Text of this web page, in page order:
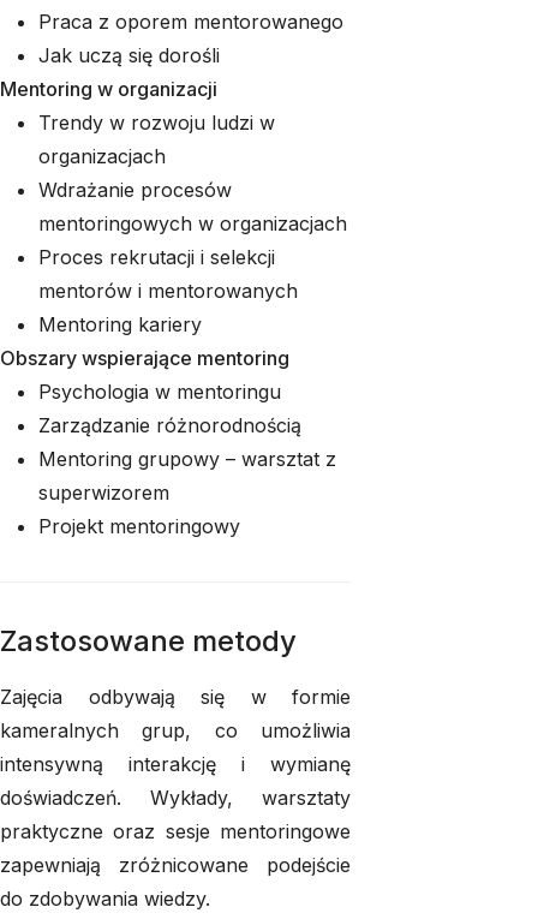
Praca z oporem mentorowanego
Jak uczą się dorośli
Mentoring w organizacji
Trendy w rozwoju ludzi w
organizacjach
Wdrażanie procesów
mentoringowych w organizacjach
Proces rekrutacji i selekcji
mentorów i mentorowanych
Mentoring kariery
Obszary wspierające mentoring
Psychologia w mentoringu
Zarządzanie różnorodnością
Mentoring grupowy – warsztat z
superwizorem
Projekt mentoringowy
Zastosowane metody
Zajęcia odbywają się w formie
kameralnych grup, co umożliwia
intensywną interakcję i wymianę
doświadczeń. Wykłady, warsztaty
praktyczne oraz sesje mentoringowe
zapewniają zróżnicowane podejście
do zdobywania wiedzy.